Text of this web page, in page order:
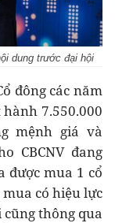
dung trước đại hội
đông các năm
7.550.000
mệnh giá và
CBCNV đang
được mua 1 cổ
có hiệu lực
thông qua